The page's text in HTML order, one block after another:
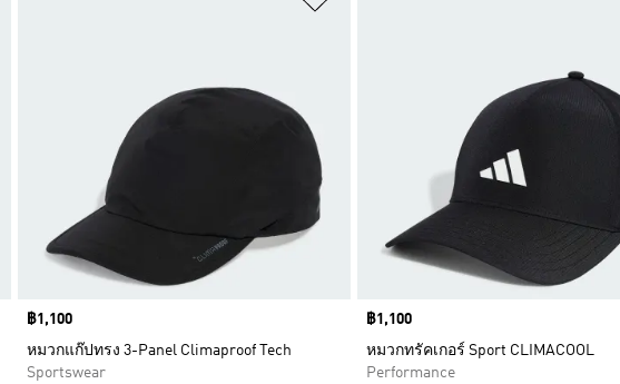
Price
฿1,100
หมวกแก๊ปทรง 3-Panel Climaproof Tech
Sportswear
Price
฿1,100
หมวกทรัคเกอร์ Sport CLIMACOOL
Performance